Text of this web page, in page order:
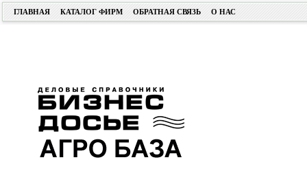
ГЛАВНАЯ КАТАЛОГ ФИРМ ОБРАТНАЯ СВЯЗЬ О НАС